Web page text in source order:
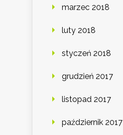
marzec 2018
luty 2018
styczeń 2018
grudzień 2017
listopad 2017
październik 2017